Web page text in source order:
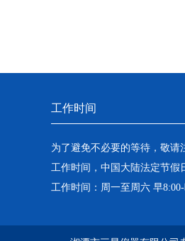
工作时间
为了避免不必要的等待，敬请
工作时间，中国大陆法定节假
工作时间：周一至周六 早